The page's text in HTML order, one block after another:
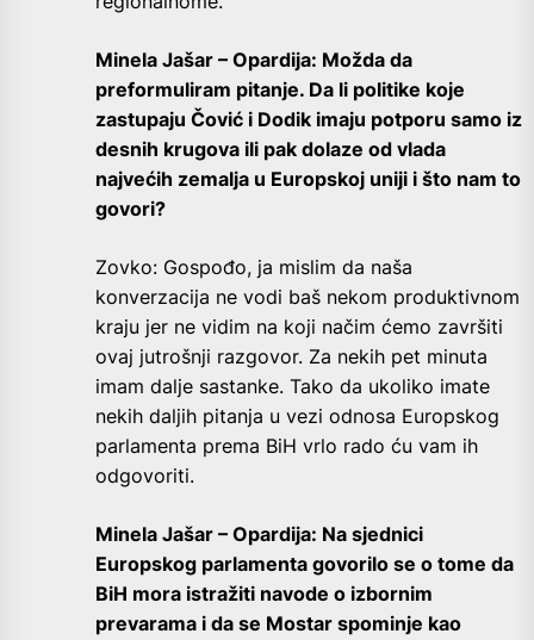
Minela Jašar – Opardija: Možda da
preformuliram pitanje. Da li politike koje
zastupaju Čović i Dodik imaju potporu samo iz
desnih krugova ili pak dolaze od vlada
najvećih zemalja u Europskoj uniji i što nam to
govori?
Zovko: Gospođo, ja mislim da naša
konverzacija ne vodi baš nekom produktivnom
kraju jer ne vidim na koji načim ćemo završiti
ovaj jutrošnji razgovor. Za nekih pet minuta
imam dalje sastanke. Tako da ukoliko imate
nekih daljih pitanja u vezi odnosa Europskog
parlamenta prema BiH vrlo rado ću vam ih
odgovoriti.
Minela Jašar – Opardija: Na sjednici
Europskog parlamenta govorilo se o tome da
BiH mora istražiti navode o izbornim
prevarama i da se Mostar spominje kao